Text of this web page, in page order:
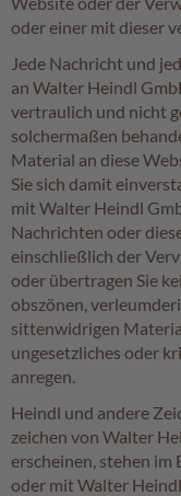
e
r
r
a
l
i
n
e
n
S
c
h
o
k
K
u
g
e
l
n
oder einer mit dieser
Jede Nachricht und
an Walter Heindl
vertraulich und nicht
solchermaßen
Material an diese
Sie sich damit
mit Walter Heindl
Nachrichten oder
einschließlich der
oder übertragen Sie
obszönen,
sittenwidrigen
ungesetzliches oder
anregen.
Heindl und andere
zeichen von Walter
erscheinen, stehen
oder mit Walter